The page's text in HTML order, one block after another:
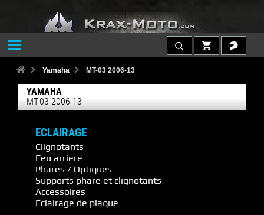
Yamaha MT-03 2006-13
YAMAHA
MT-03 2006-13
ECLAIRAGE
Clignotants
Feu arriere
Phares / Optiques
Supports phare et clignotants
Accessoires
Eclairage de plaque